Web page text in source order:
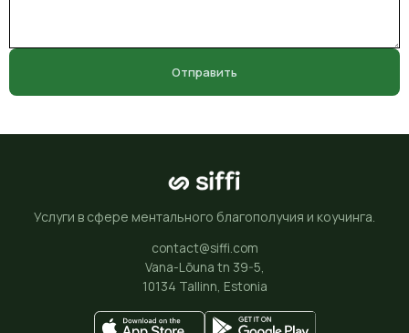
Отправить
Услуги в сфере ментального благополучия и коучинга.
contact@siffi.com
Vana-Lõuna tn 39-5,
10134 Tallinn, Estonia